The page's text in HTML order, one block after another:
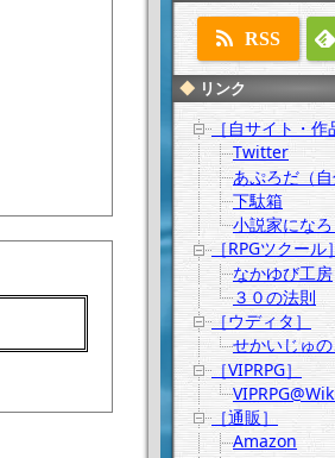
RSS
リンク
［自サイト・
Twitter
あぷろだ（
下駄箱
小説家にな
［RPGツクール
なかゆび工房
３０の法則
［ウディタ］
せかいじゅ
［VIPRPG］
［通販］
Amazon